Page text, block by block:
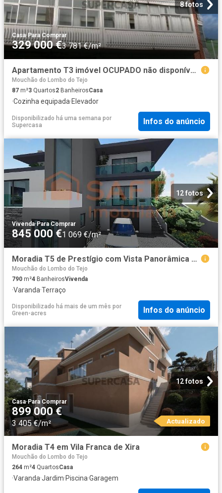
8 fotos
Casa·Para Comprar
329 000 €3 781 €/m²
Apartamento T3 imóvel OCUPADO não disponível para visitas
Mouchão do Lombo do Tejo
87 m²3 Quartos2 BanheirosCasa
·Cozinha equipada·Elevador
Disponibilizado há uma semana por
Supercasa
Infos do anúncio
12 fotos
Vivenda·Para Comprar
845 000 €1 069 €/m²
Moradia T5 de Prestígio com Vista Panorâmica sobre o Tejo e. 0m² Vila Franca De Xira
Mouchão do Lombo do Tejo
790 m²4 BanheirosVivenda
·Varanda·Terraço
Disponibilizado há mais de um mês por
Green-acres
Infos do anúncio
12 fotos
Casa· Para Comprar
899 000 €
3 405 €/m² Actualizado
Moradia T4 em Vila Franca de Xira
Mouchão do Lombo do Tejo
264 m²4 QuartosCasa
·Varanda·Jardim·Piscina·Garagem